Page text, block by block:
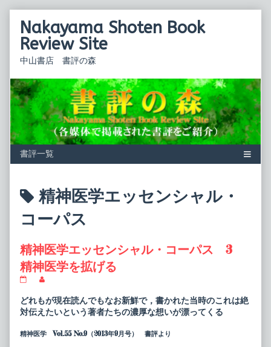
contentNakayama Shoten Book
Review Site
中山書店 書評の森
Posts
tagged
精神医学エッセンシャル・
コーパス
精神医学エッセンシャル・コーパス 3
精神医学を拡げる
医
学
エ
セ
posts
by
the
of
どれもが現在読んでもなお新鮮で，書かれた当時のこれは絶
対伝えたいという著者たちの濃厚な想いが漂ってくる
精神医学 Vol.55 No.9（2013年9月号） 書評より